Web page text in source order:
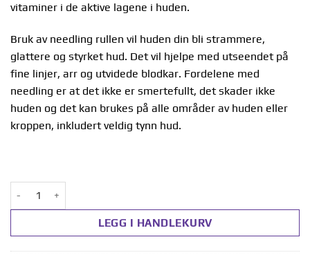
vitaminer i de aktive lagene i huden.
Bruk av needling rullen vil huden din bli strammere,
glattere og styrket hud. Det vil hjelpe med utseendet på
fine linjer, arr og utvidede blodkar. Fordelene med
needling er at det ikke er smertefullt, det skader ikke
huden og det kan brukes på alle områder av huden eller
kroppen, inkludert veldig tynn hud.
LEGG I HANDLEKURV